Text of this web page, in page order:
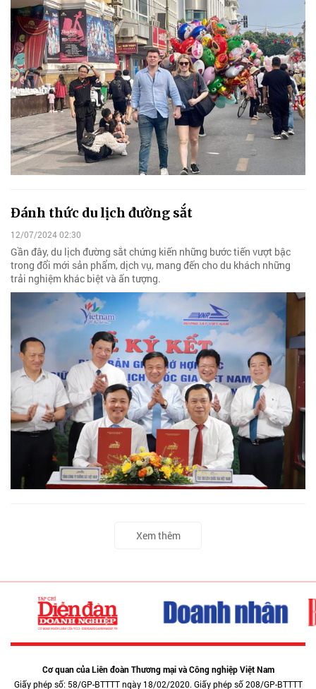
Đánh thức du lịch đường sắt
12/07/2024 02:30
Gần đây, du lịch đường sắt chứng kiến những bước tiến vượt bậc
trong đổi mới sản phẩm, dịch vụ, mang đến cho du khách những
trải nghiệm khác biệt và ấn tượng.
Xem thêm
Cơ quan của Liên đoàn Thương mại và Công nghiệp Việt Nam
Giấy phép số: 58/GP-BTTTT ngày 18/02/2020. Giấy phép số 208/GP-BTTTT